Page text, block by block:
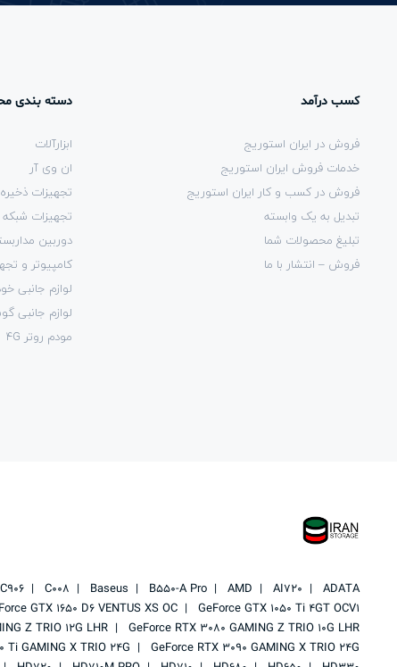
کسب درآمد
فروش در ایران استوریج
خدمات فروش ایران استوریج
فروش در کسب و کار ایران استوریج
تبدیل به یک وابسته
تبلیغ محصولات شما
فروش – انتشار با ما
دسته بندی
ابزارآلات
ان وی آر
تجهیزات
تجهیزات شبکه
دوربین
کامپیوتر و
لوازم جانبی
لوازم جانبی
مودم روتر 4G
ADATA
AI720
AMD
B550-A Pro
Baseus
C008
C906
GeForce GTX 1050 Ti 4GT OCV1
GTX 1650 D6 VENTUS XS OC
GeForce RTX 3080 GAMING Z TRIO 10G LHR
Z TRIO 12G LHR
GeForce RTX 3090 GAMING X TRIO 24G
Ti GAMING X TRIO 24G